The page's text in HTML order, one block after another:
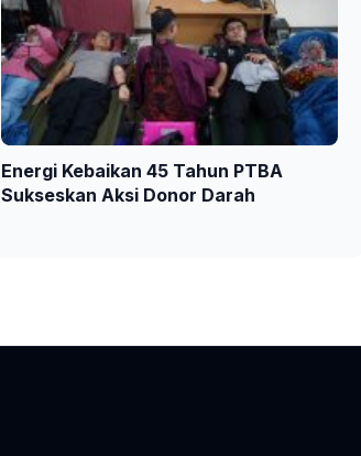
Energi Kebaikan 45 Tahun PTBA
Sukseskan Aksi Donor Darah